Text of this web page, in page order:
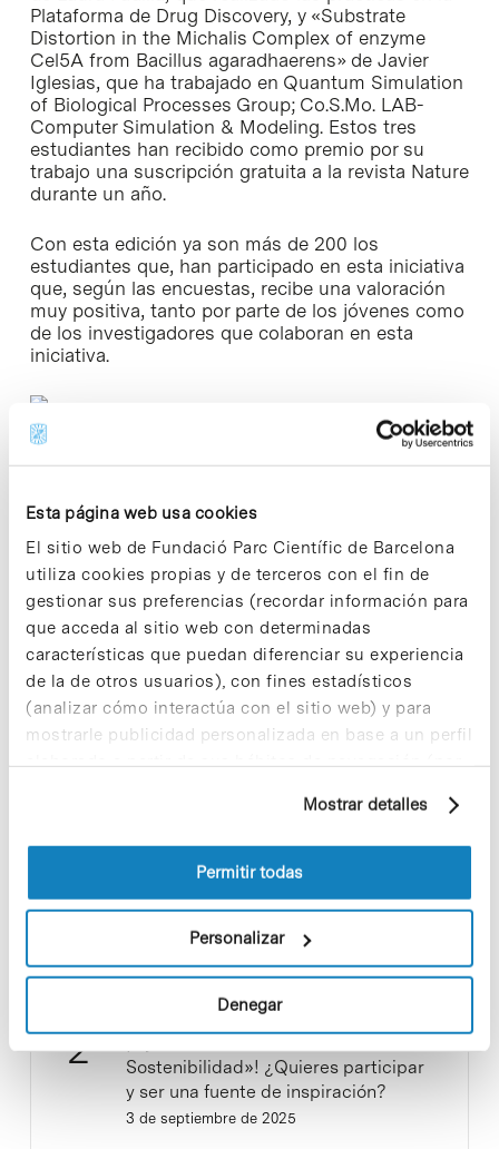
Esta página web usa cookies
El sitio web de Fundació Parc Científic de Barcelona
utiliza cookies propias y de terceros con el fin de
gestionar sus preferencias (recordar información para
que acceda al sitio web con determinadas
características que puedan diferenciar su experiencia
de la de otros usuarios), con fines estadísticos
(analizar cómo interactúa con el sitio web) y para
mostrarle publicidad personalizada en base a un perfil
elaborado a partir de sus hábitos de navegación (por
información sobre las cookies puede consultar
la Política de cookies del sitio web.
Mostrar detalles
Permitir todas
Personalizar
Denegar
Plataforma de Drug Discovery, y «Substrate
Distortion in the Michalis Complex of enzyme
Cel5A from Bacillus agaradhaerens»de Javier
Iglesias, que ha trabajado en Quantum Simulation
of Biological Processes Group; Co.S.Mo. LAB-
Computer Simulation & Modeling. Estos tres
estudiantes han recibido como premio por su
trabajo una suscripción gratuita a la revista Nature
durante un año.
Con esta edición ya son más de 200 los
estudiantes que, han participado en esta iniciativa
que, según las encuestas, recibe una valoración
muy positiva, tanto por parte de los jóvenes como
de los investigadores que colaboran en esta
iniciativa.
Share Share
Noticias más vistas
Los proyectos colectivos son
enriquecedores. ¡Participa y haz
crecer la Sostenibilidad en el PCB!
9 de septiembre de 2025
Sostenibilidad»! ¿Quieres participar
y ser una fuente de inspiración?
3 de septiembre de 2025